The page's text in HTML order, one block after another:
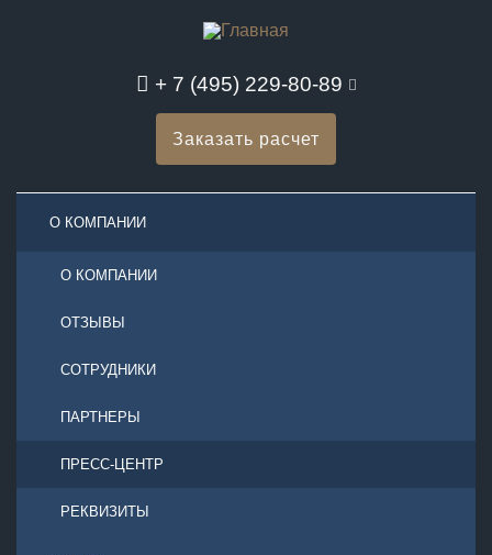
+ 7 (495) 229-80-89
Заказать расчет
О КОМПАНИИ
О КОМПАНИИ
ОТЗЫВЫ
СОТРУДНИКИ
ПАРТНЕРЫ
ПРЕСС-ЦЕНТР
РЕКВИЗИТЫ